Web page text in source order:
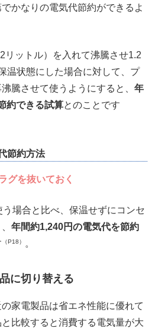
かなりの電気代節約ができるよ
リットル）を入れて沸騰させ1.2
温状態にした場合に対して、プ
騰させて使うようにすると、 年
約できる試算とのことです
節約方法
グを抜いておく
場合と比べ、保温せずにコンセ
年間約1,240円の電気代を節約
（P18） 。
に切り替える
の家電製品は省エネ性能に優れて
比較すると消費する電気量が大